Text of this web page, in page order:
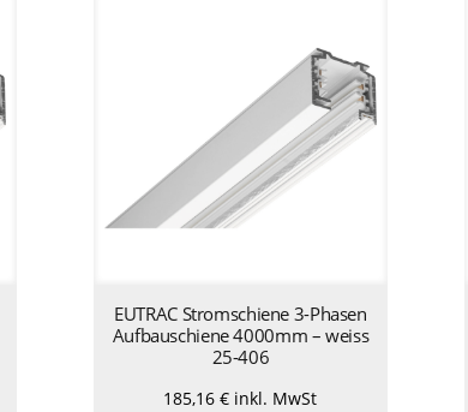
EUTRAC Stromschiene 3-Phasen
Aufbauschiene 4000mm – weiss
25-406
185,16€ inkl. MwSt